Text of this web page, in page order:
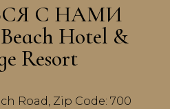
С НАМИ
Hotel &
Resort
Road, Zip Code: 700